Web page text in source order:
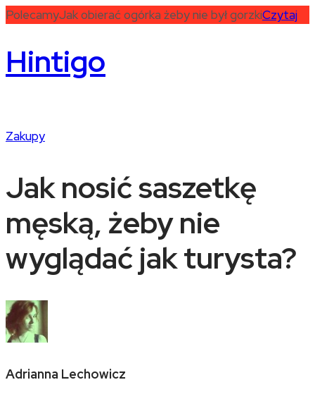
PolecamyJak obierać ogórka żeby nie był gorzkiCzytaj
Hintigo
Zakupy
Jak nosić saszetkę
męską, żeby nie
wyglądać jak turysta?
Adrianna Lechowicz